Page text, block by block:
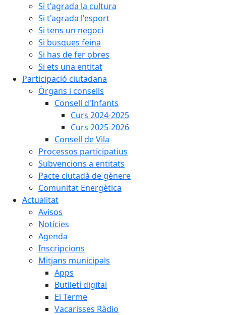
Si t'agrada la cultura
Si t'agrada l'esport
Si tens un negoci
Si busques feina
Si has de fer obres
Si ets una entitat
Participació ciutadana
Òrgans i consells
Consell d'Infants
Curs 2024-2025
Curs 2025-2026
Consell de Vila
Processos participatius
Subvencions a entitats
Pacte ciutadà de gènere
Comunitat Energètica
Actualitat
Avisos
Notícies
Agenda
Inscripcions
Mitjans municipals
Apps
Butlletí digital
El Terme
Vacarisses Ràdio